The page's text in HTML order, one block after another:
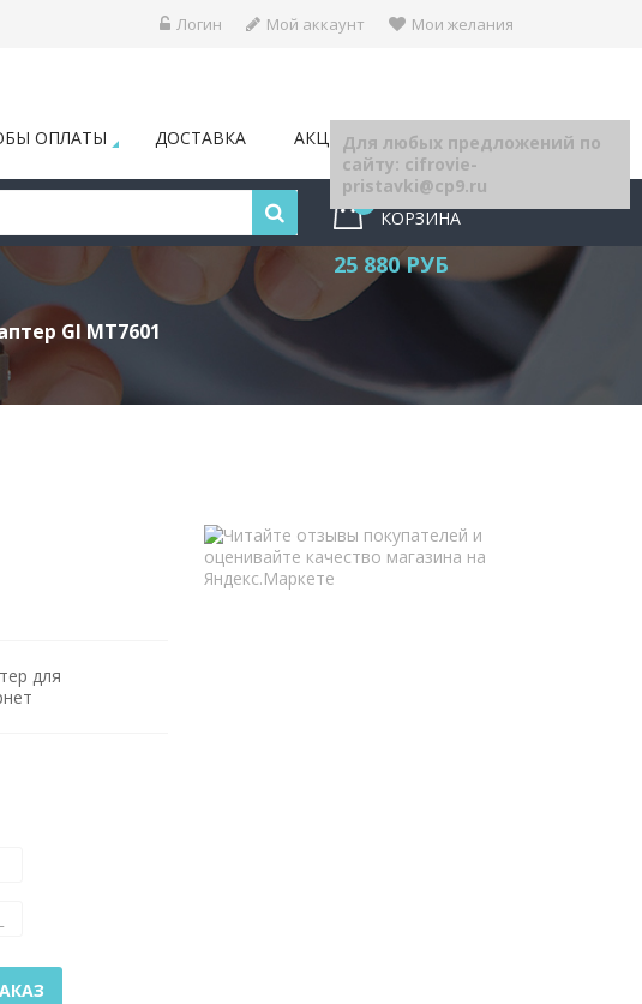
Логин Мой аккаунт Мои желания
ОПЛАТЫ ДОСТАВКА АКЦИИ БЛОГ
КОРЗИНА
25 880 РУБ
GI MT7601
для
Для любых предложений по
сайту: cifrovie-
pristavki@cp9.ru